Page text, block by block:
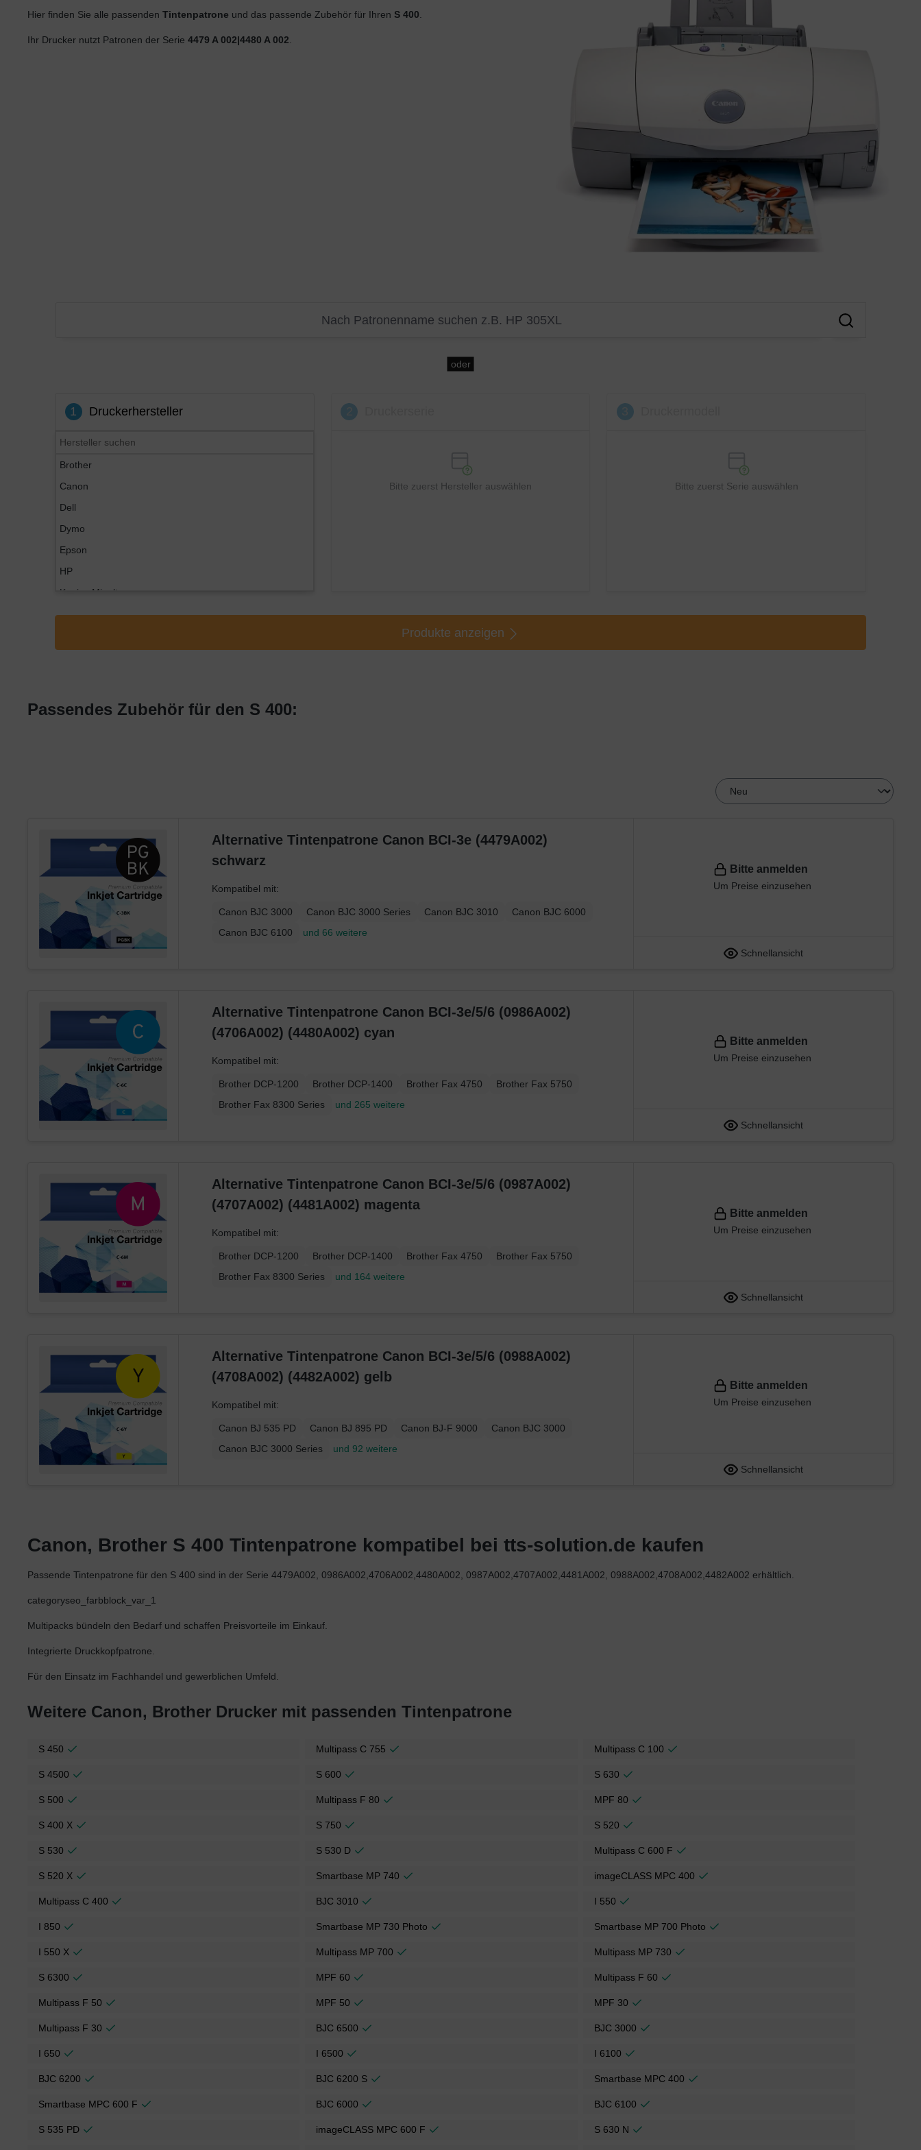
Hier finden Sie alle passenden Tintenpatrone und das passende Zubehör für Ihren S 400
Ihr Drucker nutzt Patronen der Serie 4479 A 002|4480 A 002
oder
1 Druckerhersteller
Brother
Canon
Dell
Dymo
Epson
HP
Konica Minolta
Kyocera
Bitte zuerst Hersteller auswählen Bitte zuerst Serie auswählen
Produkte anzeigen
Passendes Zubehör für den S 400:
Alternative Tintenpatrone Canon BCI-3e (4479A002)
schwarz
Kompatibel mit:
Canon BJC 3000 Canon BJC 3000 Series Canon BJC 3010
Canon BJC 6000
Canon BJC 6100
und 66 weitere
Bitte anmelden
Um Preise einzusehen
Schnellansicht
Alternative Tintenpatrone Canon BCI-3e/5/6 (0986A002)
(4706A002) (4480A002) cyan
Kompatibel mit:
Brother DCP-1200 Brother DCP-1400 Brother Fax 4750
Brother Fax 5750
Brother Fax 8300 Series
und 265 weitere
Bitte anmelden
Um Preise einzusehen
Schnellansicht
Alternative Tintenpatrone Canon BCI-3e/5/6 (0987A002)
(4707A002) (4481A002) magenta
Kompatibel mit:
Brother DCP-1200 Brother DCP-1400 Brother Fax 4750
Brother Fax 5750
Brother Fax 8300 Series
und 164 weitere
Bitte anmelden
Um Preise einzusehen
Schnellansicht
Alternative Tintenpatrone Canon BCI-3e/5/6 (0988A002)
(4708A002) (4482A002) gelb
Kompatibel mit:
Canon BJ 535 PD Canon BJ 895 PD Canon BJ-F 9000
Canon BJC 3000
Canon BJC 3000 Series
und 92 weitere
Bitte anmelden
Um Preise einzusehen
Schnellansicht
Canon, Brother S 400 Tintenpatrone kompatibel bei tts-solution.de kaufen
Passende Tintenpatrone für den S 400 sind in der Serie 4479A002, 0986A002,4706A002,4480A002, 0987A002,4707A002,4481A002, 0988A002,4708A002,4482A002 erhältlich.
categoryseo_farbblock_var_1
Multipacks bündeln den Bedarf und schaffen Preisvorteile im Einkauf.
Integrierte Druckkopfpatrone.
Für den Einsatz im Fachhandel und gewerblichen Umfeld.
Weitere Canon, Brother Drucker mit passenden Tintenpatrone
S 450 Multipass C 755 Multipass C 100
S 4500 S 600 S 630
S 500 Multipass F 80 MPF 80
S 400 X S 750 S 520
S 530 S 530 D Multipass C 600 F
S 520 X Smartbase MP 740 imageCLASS MPC 400
Multipass C 400 BJC 3010 I 550
I 850 Smartbase MP 730 Photo Smartbase MP 700 Photo
I 550 X Multipass MP 700 Multipass MP 730
S 6300 MPF 60 Multipass F 60
Multipass F 50 MPF 50 MPF 30
Multipass F 30 BJC 6500 BJC 3000
I 650 I 6500 I 6100
BJC 6200 BJC 6200 S Smartbase MPC 400
Smartbase MPC 600 F BJC 6000 BJC 6100
S 535 PD imageCLASS MPC 600 F S 630 N